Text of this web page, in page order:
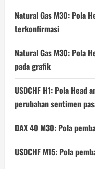
Natural Gas M30: Pola
terkonfirmasi
Natural Gas M30: Pola
pada grafik
USDCHF H1: Pola Head
perubahan sentimen
DAX 40 M30: Pola
USDCHF M15: Pola